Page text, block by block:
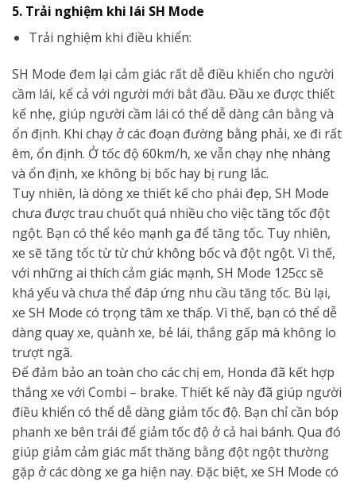
5. Trải nghiệm khi lái SH Mode
Trải nghiệm khi điều khiển:
SH Mode đem lại cảm giác rất dễ điều khiển cho người
cầm lái, kể cả với người mới bắt đầu. Đầu xe được thiết
kế nhẹ, giúp người cầm lái có thể dễ dàng cân bằng và
ổn định. Khi chạy ở các đoạn đường bằng phải, xe đi rất
êm, ổn định. Ở tốc độ 60km/h, xe vẫn chạy nhẹ nhàng
và ổn định, xe không bị bốc hay bị rung lắc.
Tuy nhiên, là dòng xe thiết kế cho phái đẹp, SH Mode
chưa được trau chuốt quá nhiều cho việc tăng tốc đột
ngột. Bạn có thể kéo mạnh ga để tăng tốc. Tuy nhiên,
xe sẽ tăng tốc từ từ chứ không bốc và đột ngột. Vì thế,
với những ai thích cảm giác mạnh, SH Mode 125cc sẽ
khá yếu và chưa thể đáp ứng nhu cầu tăng tốc. Bù lại,
xe SH Mode có trọng tâm xe thấp. Vì thế, bạn có thể dễ
dàng quay xe, quành xe, bẻ lái, thắng gấp mà không lo
trượt ngã.
Để đảm bảo an toàn cho các chị em, Honda đã kết hợp
thắng xe với Combi – brake. Thiết kế này đã giúp người
điều khiển có thể dễ dàng giảm tốc độ. Bạn chỉ cần bóp
phanh xe bên trái để giảm tốc độ ở cả hai bánh. Qua đó
giúp giảm cảm giác mất thăng bằng đột ngột thường
gặp ở các dòng xe ga hiện nay. Đặc biệt, xe SH Mode có